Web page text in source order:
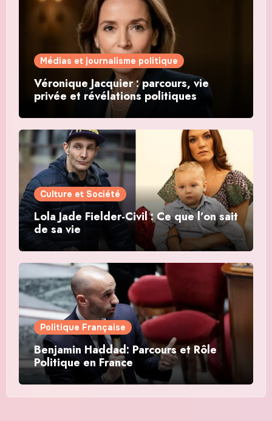
Médias et journalisme politique
Véronique Jacquier : parcours, vie
privée et révélations politiques
Culture et Société
Lola Jade Fielder-Civil : Ce que l’on sait
de sa vie
Politique Française
Benjamin Haddad: Parcours et Rôle
Politique en France